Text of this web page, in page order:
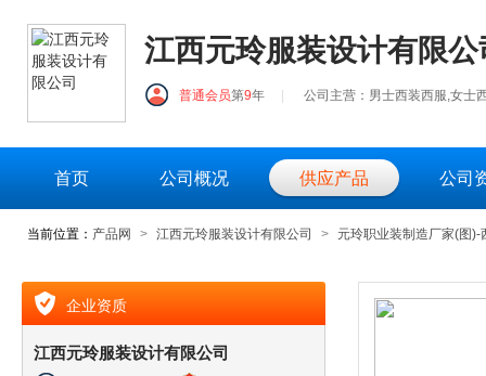
江西元玲服装设计有限公
普通会员第9年 公司主营：男士西装西服,女士
首页 公司概况 供应产品 公司
当前位置： 产品网 > 江西元玲服装设计有限公司 > 元玲职业装制造厂家(图
企业资质
江西元玲服装设计有限公司